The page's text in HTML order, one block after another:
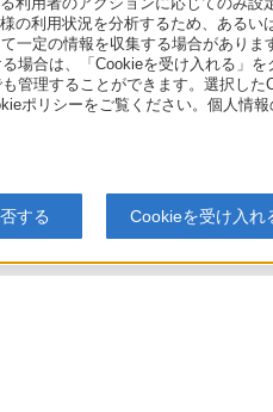
利用者のアクションに応じてのみ設
利用状況を分析するため、あるい
一定の情報を収集する場合がありま
場合は、「Cookieを受け入れる」
管理することができます。選択し
ポリシーをご覧ください。個人情
する Cookieを受け入れ